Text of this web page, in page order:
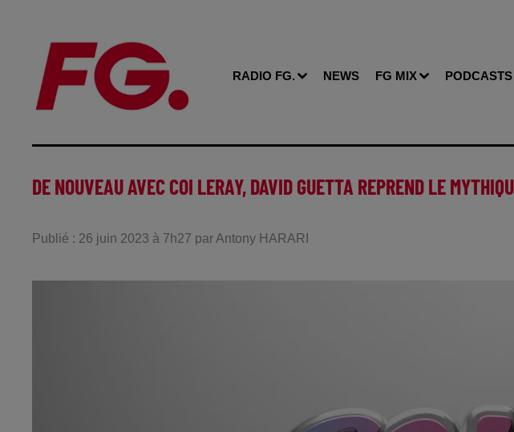
RADIO FG. NEWS FG MIX PODCASTS
DE NOUVEAU AVEC COI LERAY, DAVID GUETTA REPREND LE
Publié : 26 juin 2023 à 7h27 par Antony HARARI